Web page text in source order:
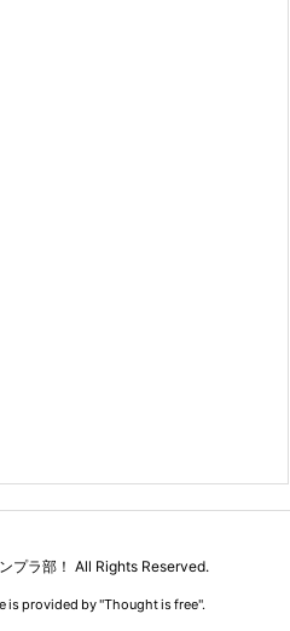
プラ部！ All Rights Reserved.
is provided by "Thought is free".